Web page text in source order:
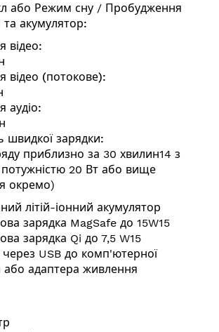
або Режим сну / Пробудження
акумулятор:
відео:
відео (потокове):
аудіо:
швидкої зарядки:
приблизно за 30 хвилин14 з
20 Вт або вище
окремо)
літій-іонний акумулятор
зарядка MagSafe до 15W15
зарядка Qi до 7,5 W15
через USB до комп'ютерної
або адаптера живлення